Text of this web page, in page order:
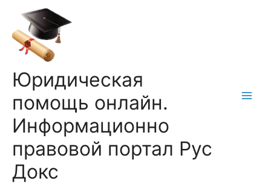
содержимому
Юридическая
помощь онлайн.
Информационно
правовой портал Рус
Докс